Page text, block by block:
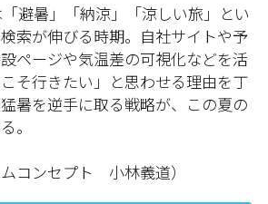
避暑」「納涼」「涼しい旅」とい
索が伸びる時期。自社サイトや予
ページや気温差の可視化などを活
そ行きたい」と思わせる理由を丁
暑を逆手に取る戦略が、この夏の
。
ムコンセプト 小林義道）